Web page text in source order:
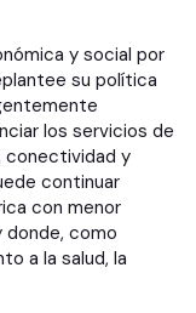
y social por
su política
los servicios de
conectividad y
continuar
con menor
donde, como
a la salud, la